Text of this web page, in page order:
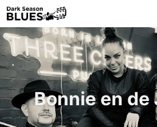
Ga
naar
de
inhoud
Bonnie en de